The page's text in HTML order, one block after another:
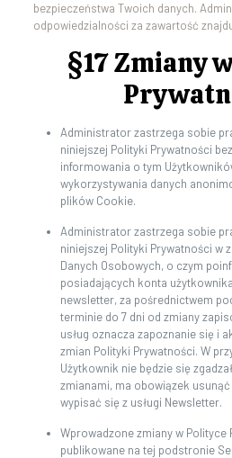
bezpieczeństwa Twoich danych.
odpowiedzialności za zawartość
§17 Zmiany
Administrator zastrzega sobie
niniejszej Polityki Prywatności
informowania o tym
wykorzystywania danych
plików Cookie.
Administrator zastrzega sobie
niniejszej Polityki Prywatności w
Danych Osobowych, o czym
posiadających konta
newsletter, za pośrednictwem
terminie do 7 dni od zmiany
usług oznacza zapoznanie się i
zmian Polityki Prywatności. W
Użytkownik nie będzie się
zmianami, ma obowiązek
wypisać się z usługi Newsletter.
Wprowadzone zmiany w Polityce
publikowane na tej podstronie